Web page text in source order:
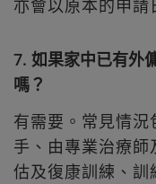
亦會以原本的申請
7. 如果家中已有外
嗎？
有需要。常見情
手、由專業治療
估及復康訓練、訓